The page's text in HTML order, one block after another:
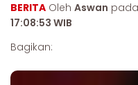
BERITA Oleh Aswan
17:08:53 WIB
Bagikan: